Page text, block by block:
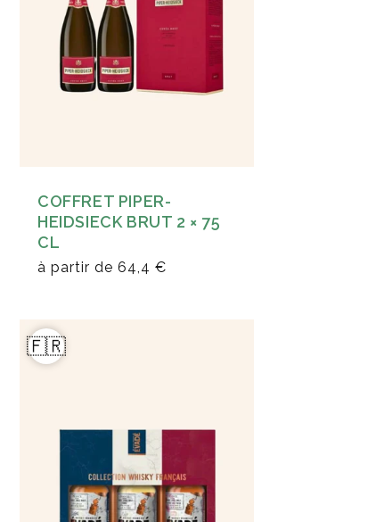
COFFRET PIPER-
HEIDSIECK BRUT 2 × 75
CL
à partir de 64,4 €
🇫🇷